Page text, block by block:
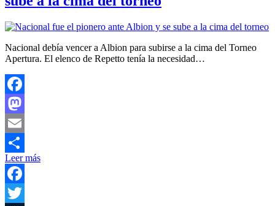
Nacional debía vencer a Albion para subirse a la cima del Torneo
Apertura. El elenco de Repetto tenía la necesidad…
Facebook
Mastodon
Email
Compartir
Leer más
Facebook